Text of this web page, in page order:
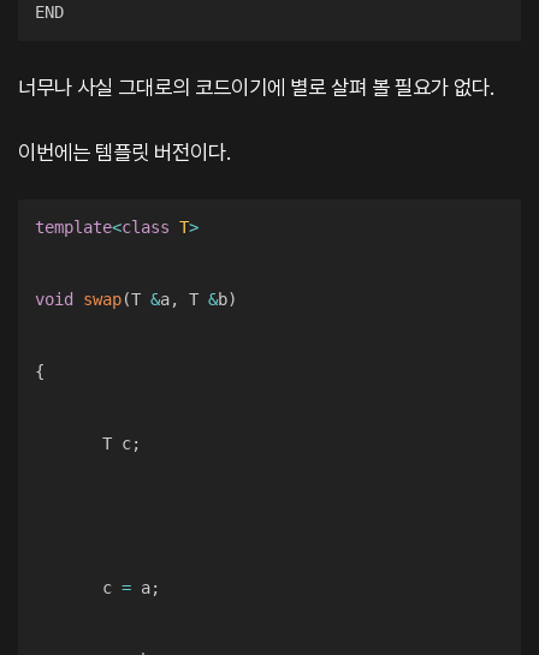
END
너무나 사실 그대로의 코드이기에 별로 살펴 볼 필요가 없다.
이번에는 템플릿 버전이다.
template<class T>
void swap(T &a, T &b)
{
       T c
;
       c
= a;